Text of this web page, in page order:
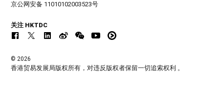
京公网安备 11010102003523号
关注 HKTDC
© 2026
香港贸易发展局版权所有，对违反版权者保留一切追索权利 。